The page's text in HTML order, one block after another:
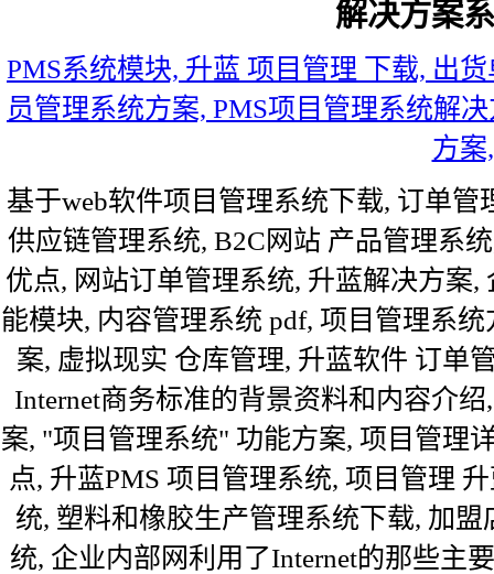
解决方案
PMS系统模块, 升蓝 项目管理 下载, 出
员管理系统方案, PMS项目管理系统解
方案,
基于web软件项目管理系统下载, 订单
供应链管理系统, B2C网站 产品管理系
优点, 网站订单管理系统, 升蓝解决方案
能模块, 内容管理系统 pdf, 项目管理系
案, 虚拟现实 仓库管理, 升蓝软件 订单
Internet商务标准的背景资料和内容介
案, "项目管理系统" 功能方案, 项目管理
点, 升蓝PMS 项目管理系统, 项目管理
统, 塑料和橡胶生产管理系统下载, 加
统, 企业内部网利用了Internet的那些主